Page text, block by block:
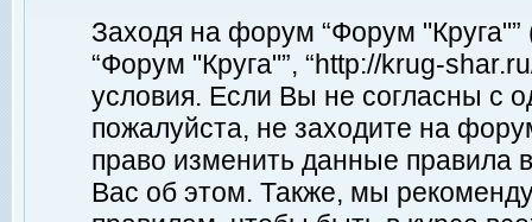
Заходя на форум “Форум
“Форум "Круга"”, “http://krug-
условия. Если Вы не согласны с
пожалуйста, не заходите на
право изменить данные правила
Вас об этом. Также, мы